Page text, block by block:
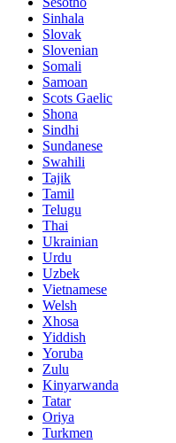
Sinhala
Slovak
Slovenian
Somali
Samoan
Scots Gaelic
Shona
Sindhi
Sundanese
Swahili
Tajik
Tamil
Telugu
Thai
Ukrainian
Urdu
Uzbek
Vietnamese
Welsh
Xhosa
Yiddish
Yoruba
Zulu
Kinyarwanda
Tatar
Oriya
Turkmen